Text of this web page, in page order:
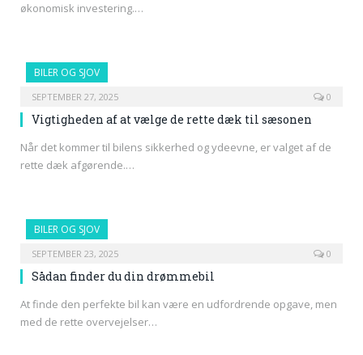
økonomisk investering.…
BILER OG SJOV
SEPTEMBER 27, 2025 0
Vigtigheden af at vælge de rette dæk til sæsonen
Når det kommer til bilens sikkerhed og ydeevne, er valget af de
rette dæk afgørende.…
BILER OG SJOV
SEPTEMBER 23, 2025 0
Sådan finder du din drømmebil
At finde den perfekte bil kan være en udfordrende opgave, men
med de rette overvejelser…